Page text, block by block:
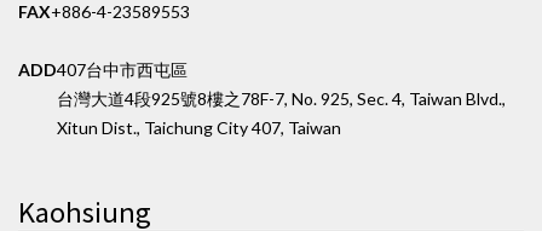
FAX+886-4-23589553
ADD407台中市西屯區
台灣大道4段925號8樓之78F-7, No. 925, Sec. 4, Taiwan Blvd.,
Xitun Dist., Taichung City 407, Taiwan
Kaohsiung